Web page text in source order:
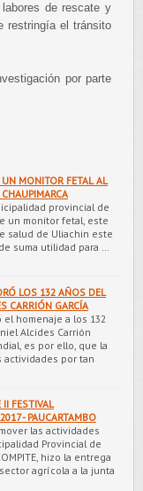
de rescate y
restringía el tránsito
por parte
MONITOR FETAL AL
provincial de
un monitor fetal, este
salud de Uliachin este
suma utilidad para …
LOS 132 AÑOS DEL
CARRIÓN GARCÍA
homenaje a los 132
Alcides Carrión
es por ello, que la
actividades por tan
II FESTIVAL
- PAUCARTAMBO
las actividades
Provincial de
hizo la entrega
agrícola a la junta